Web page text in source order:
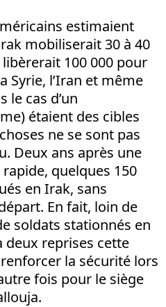
estimaient
mobiliserait 30 à 40
100 000 pour
Syrie, l’Iran et même
le cas d’un
étaient des cibles
ne se sont pas
Deux ans après une
quelques 150
en Irak, sans
En fait, loin de
soldats stationnés en
deux reprises cette
la sécurité lors
fois pour le siège